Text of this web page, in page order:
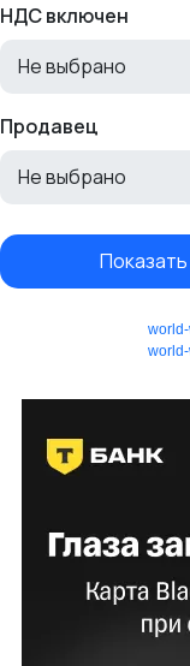
НДС включен
Не выбрано
Продавец
Не выбрано